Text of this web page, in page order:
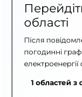
області
Після
погодинні
1 областей